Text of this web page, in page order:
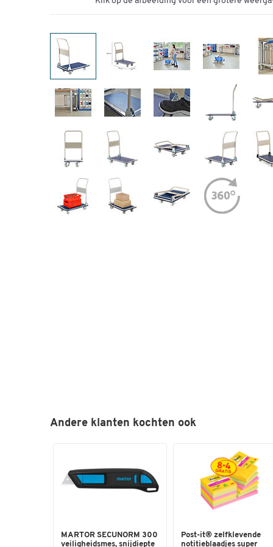
Andere klanten kochten ook
MARTOR SECUNORM 300
veiligheidsmes, snijdiepte
Post-it® zelfklevende
notitieblaadjes super